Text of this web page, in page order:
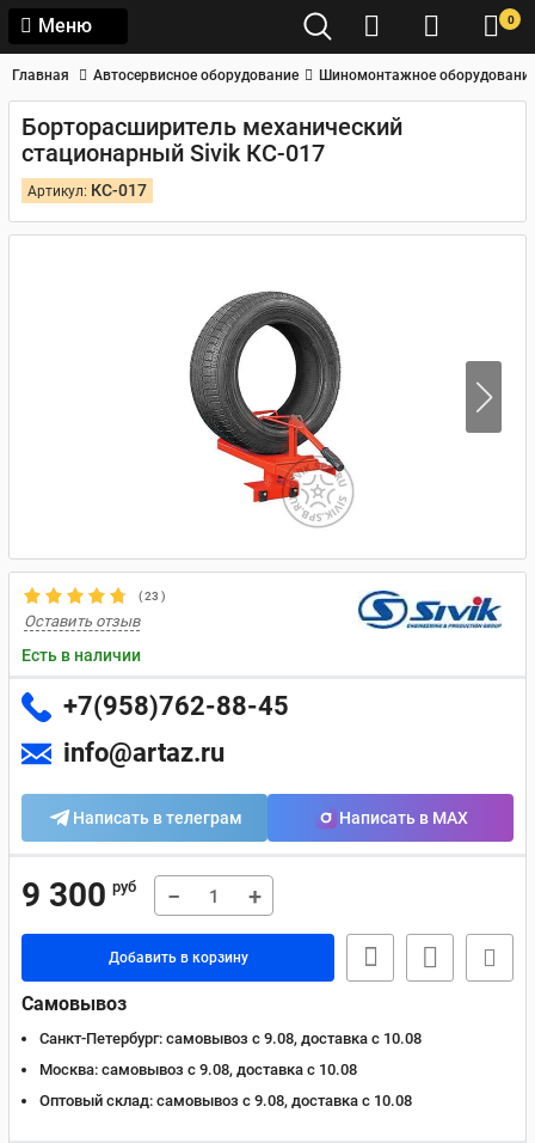
Меню 0
Главная Автосервисное оборудование Шиномонтажное
Борторасширитель механический
стационарный Sivik КС-017
Артикул: КС-017
(23 )
Оставить отзыв
Есть в наличии
+7(958)762-88-45
info@artaz.ru
Написать в телеграм Написать в MAX
9 300 руб − +
Добавить в корзину
Самовывоз
Санкт-Петербург: самовывоз с 9.08, доставка c 10.08
Москва: самовывоз с 9.08, доставка c 10.08
Оптовый склад: самовывоз с 9.08, доставка c 10.08